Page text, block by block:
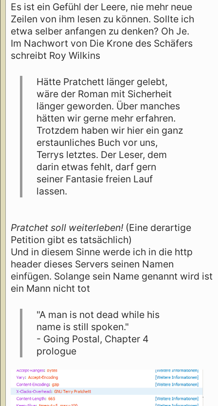
Es ist ein Gefühl der Leere, nie mehr neue
Zeilen von ihm lesen zu können. Sollte ich
etwa selber anfangen zu denken? Oh Je.
Im Nachwort von Die Krone des Schäfers
schreibt Roy Wilkins
Hätte Pratchett länger gelebt,
wäre der Roman mit Sicherheit
länger geworden. Über manches
hätten wir gerne mehr erfahren.
Trotzdem haben wir hier ein ganz
erstaunliches Buch vor uns,
Terrys letztes. Der Leser, dem
darin etwas fehlt, darf gern
seiner Fantasie freien Lauf
lassen.
Pratchet soll weiterleben! (Eine derartige
Petition gibt es tatsächlich)
Und in diesem Sinne werde ich in die http
header dieses Servers seinen Namen
einfügen. Solange sein Name genannt wird ist
ein Mann nicht tot
"A man is not dead while his
name is still spoken."
- Going Postal, Chapter 4
prologue